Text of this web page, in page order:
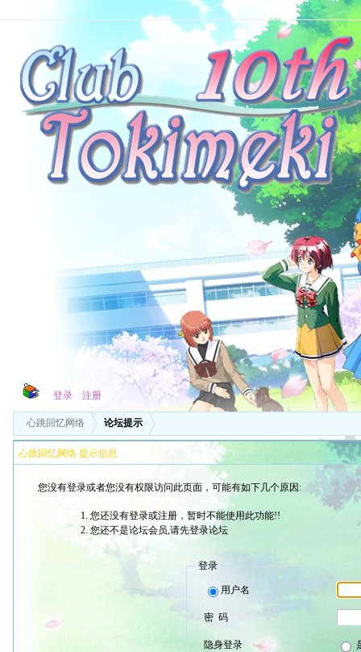
登录 注册
心跳回忆网络 论坛提示
心跳回忆网络 提示信息
您没有登录或者您没有权限访问此页面，可能有如下几个原因:
您还没有登录或注册，暂时不能使用此功能!!
您还不是论坛会员,请先登录论坛
登录
用户名
密 码
隐身登录